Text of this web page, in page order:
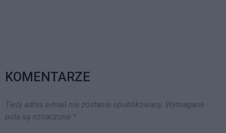
KOMENTARZE
Twój adres e-mail nie zostanie opublikowany. Wymagane
pola są oznaczone *